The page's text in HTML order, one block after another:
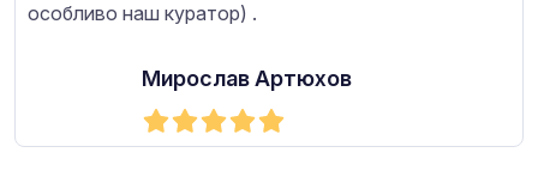
особливо наш куратор) .
Мирослав Артюхов